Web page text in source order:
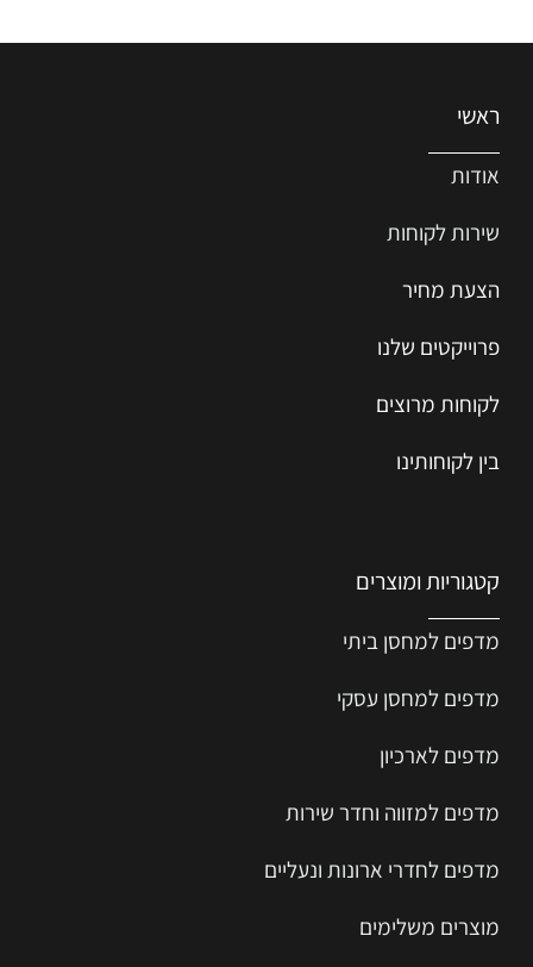
ראשי
אודות
שירות לקוחות
הצעת מחיר
פרוייקטים שלנו
לקוחות מרוצים
בין לקוחותינו
קטגוריות ומוצרים
מדפים למחסן ביתי
מדפים למחסן עסקי
מדפים לארכיון
מדפים למזווה וחדר שירות
מדפים לחדרי ארונות ונעליים
מוצרים משלימים